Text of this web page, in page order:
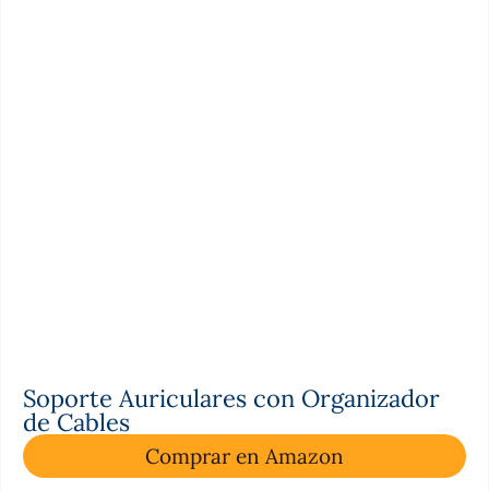
Soporte Auriculares con Organizador
de Cables
Comprar en Amazon